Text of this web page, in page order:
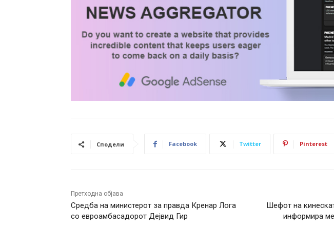
Сподели Facebook Twitter Pinterest
Претходна објава
Средба на министерот за правда Кренар Лога
со евроамбасадорот Дејвид Гир
Шефот на
информира